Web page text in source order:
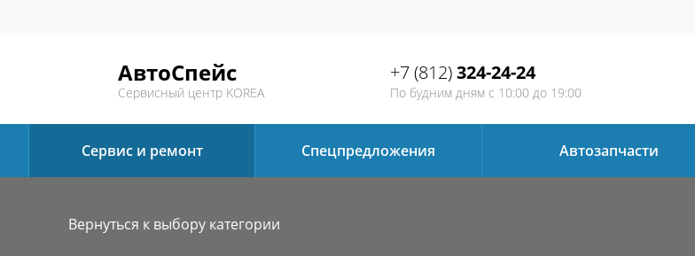
АвтоСпейс
Сервисный центр KOREA
+7 (812)324-24-24
По будним днямс 10:00 до 19:00
Сервис и ремонт Спецпредложения Автозапчаcти
Вернуться к выбору категории